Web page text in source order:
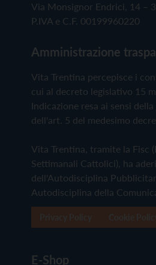
Via Monsignor Endrici, 14 –
P.IVA e C.F. 00199960220
Amministrazione
Vita Trentina percepisce i
cui al decreto legislativo 15
Indicazione resa ai sensi
dell'art. 5 del medesimo
Vita Trentina, tramite la Fisc
Settimanali Cattolici), ha
dell'Autodisciplina
Autodisciplina della
E-Shop